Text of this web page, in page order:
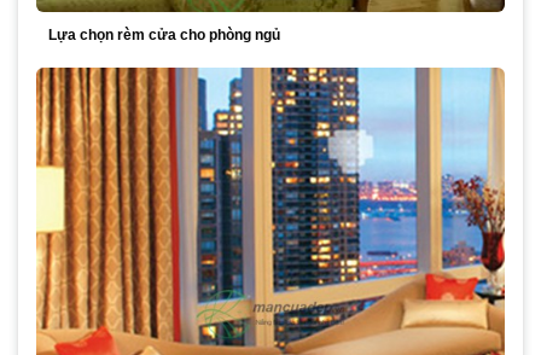
Lựa chọn rèm cửa cho phòng ngủ